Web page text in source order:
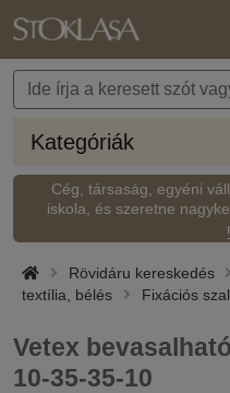
Kategóriák
Cég, társaság, egyéni
iskola, és szeretne
Rövidáru kereskedés
textília, bélés
Fixációs
Vetex
10-35-35-10